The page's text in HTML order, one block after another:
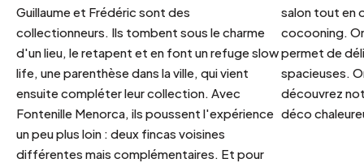
Guillaume et Frédéric sont des
collectionneurs. Ils tombent sous le charme
d'un lieu, le retapent et en font un refuge slow
life, une parenthèse dans la ville, qui vient
ensuite compléter leur collection. Avec
Fontenille Menorca, ils poussent l'expérience
un peu plus loin : deux fincas voisines
différentes mais complémentaires. Et pour
salon tout en
cocooning.
permet de
spacieuses.
découvrez
déco